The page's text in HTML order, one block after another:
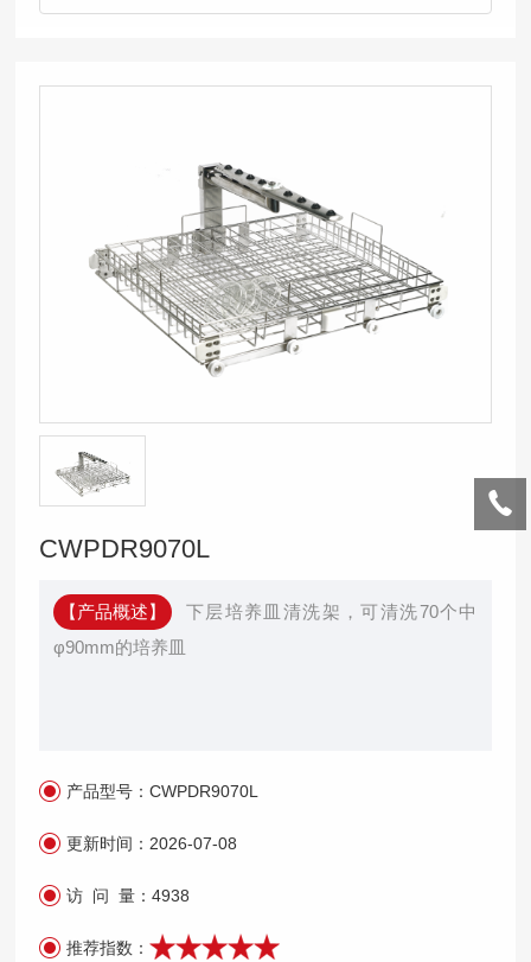
CWPDR9070L
【产品概述】
下层培养皿清洗架，可清洗70个中
φ90mm的培养皿
产品型号：CWPDR9070L
更新时间： 2026-07-08
访 问 量：4938
推荐指数：